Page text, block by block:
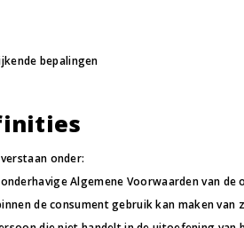
bepalingen
onder:
Algemene Voorwaarden van de
de consument gebruik kan maken van